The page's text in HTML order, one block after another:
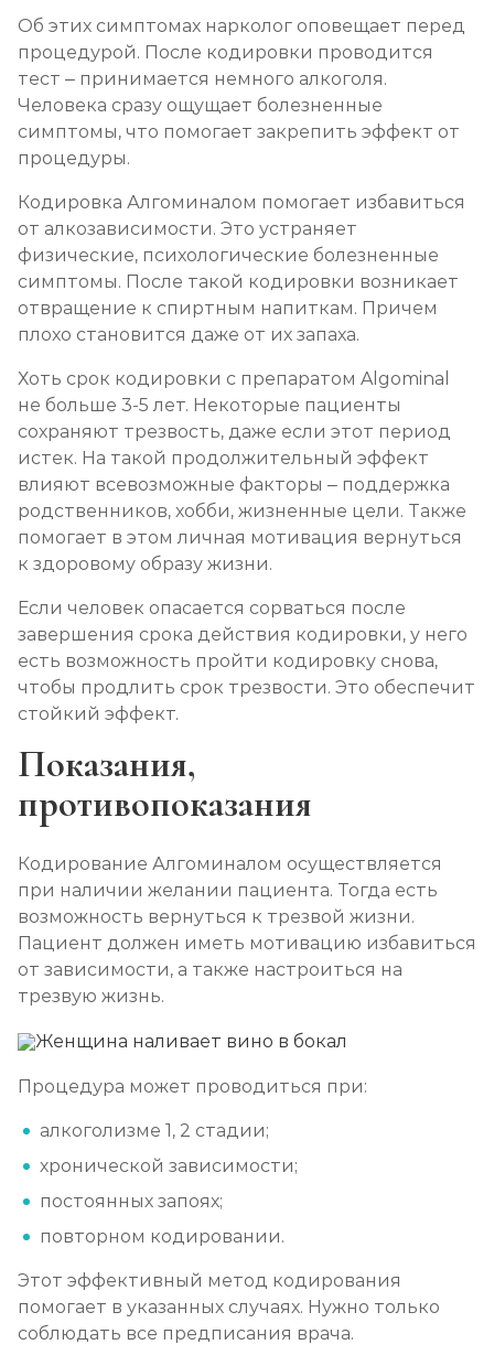
Кодирование тройной блок
от 8 000 ₽ Записаться
Химический блок от алкоголизма
от 4 000 ₽ Записаться
Вшивание Торпедо
Записаться
от 2 500 ₽ Записаться
Мотивация на лечение алкоголизма
от 3 000 ₽ Записаться
Лечение алкоголизма на дому
Лечение алкоголизма амбулаторно
от 1 500 ₽/сеанс Записаться
Лечение алкоголизма в стационаре (сутки)
от 3 500 ₽/сутки Записаться
Лечение винного алкоголизма
Лечение подросткового алкоголизма
от 4 500 ₽/сутки Записаться
Социализация алкоголиков
от 1 000 ₽/сеанс
Об этих симптомах нарколог оповещает перед
процедурой. После кодировки проводится
тест – принимается немного алкоголя.
Человека сразу ощущает болезненные
симптомы, что помогает закрепить эффект от
процедуры.
Кодировка Алгоминалом помогает избавиться
от алкозависимости. Это устраняет
физические, психологические болезненные
симптомы. После такой кодировки возникает
отвращение к спиртным напиткам. Причем
плохо становится даже от их запаха.
Хоть срок кодировки с препаратом Algominal
не больше 3-5 лет. Некоторые пациенты
сохраняют трезвость, даже если этот период
истек. На такой продолжительный эффект
влияют всевозможные факторы – поддержка
родственников, хобби, жизненные цели. Также
помогает в этом личная мотивация вернуться
к здоровому образу жизни.
Если человек опасается сорваться после
завершения срока действия кодировки, у него
есть возможность пройти кодировку снова,
чтобы продлить срок трезвости. Это обеспечит
стойкий эффект.
Показания,
противопоказания
Кодирование Алгоминалом осуществляется
при наличии желании пациента. Тогда есть
возможность вернуться к трезвой жизни.
Пациент должен иметь мотивацию избавиться
от зависимости, а также настроиться на
трезвую жизнь.
Процедура может проводиться при:
алкоголизме 1, 2 стадии;
хронической зависимости;
постоянных запоях;
повторном кодировании.
Этот эффективный метод кодирования
помогает в указанных случаях. Нужно только
соблюдать все предписания врача.